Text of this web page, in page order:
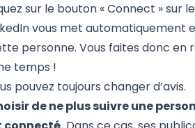
sur le bouton « Connect » sur
vous met automatiquement
personne. Vous faites donc en
temps !
pouvez toujours changer d’avis.
de ne plus suivre une